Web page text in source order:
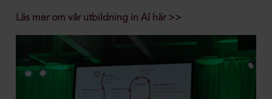
Läs mer om vår utbildning in AI här >>